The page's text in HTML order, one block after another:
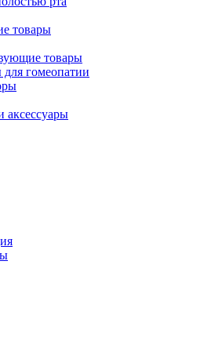
товары
товары
гомеопатии
аксессуары